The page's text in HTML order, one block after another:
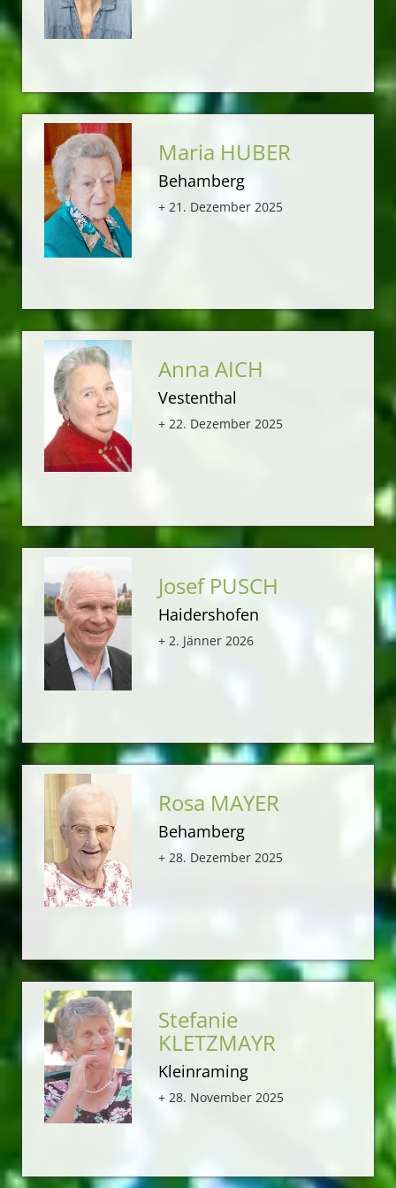
Maria HUBER
Behamberg
+ 21. Dezember 2025
Anna AICH
Vestenthal
+ 22. Dezember 2025
Josef PUSCH
Haidershofen
+ 2. Jänner 2026
Rosa MAYER
Behamberg
+ 28. Dezember 2025
Stefanie
KLETZMAYR
Kleinraming
+ 28. November 2025